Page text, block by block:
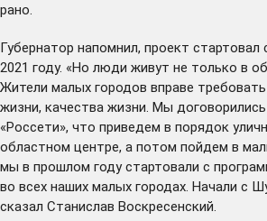
рано.
Губернатор напомнил, проект стартовал
2021 году. «Но люди живут не только в
Жители малых городов вправе
жизни, качества жизни. Мы
«Россети», что приведем в порядок
областном центре, а потом пойдем в
мы в прошлом году стартовали с
во всех наших малых городах. Начали с
сказал Станислав Воскресенский.